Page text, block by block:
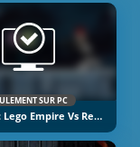
SUR PC
Star Wars: Lego Empire Vs Rebels